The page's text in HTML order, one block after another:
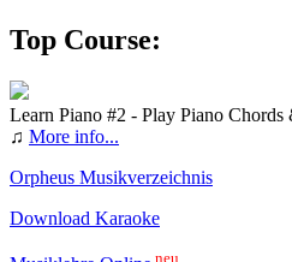
Top Course:
Learn Piano #2 - Play Piano
♫ More info...
Orpheus Musikverzeichnis
Download Karaoke
neu